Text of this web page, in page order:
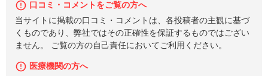
口コミ・コメントをご覧の方へ
当サイトに掲載の口コミ・コメントは、各投稿者の主観に基づ
くものであり、弊社ではその正確性を保証するものではござい
ません。 ご覧の方の自己責任においてご利用ください。
医療機関の方へ